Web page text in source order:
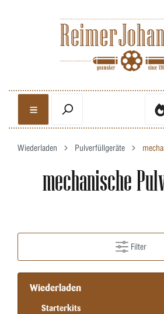
Wiederladen Pulverfüllgeräte
mechanische
Filter
Wiederladen
Starterkits